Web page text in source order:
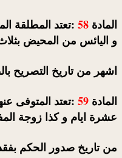
المادة 58 :تعتد المطلقة
و اليائس من المحيض
اشهر من تاريخ التصريح
المادة 59 :تعتد المتوفى
عشرة ايام و كذا زوجة
من تاريخ صدور الحكم